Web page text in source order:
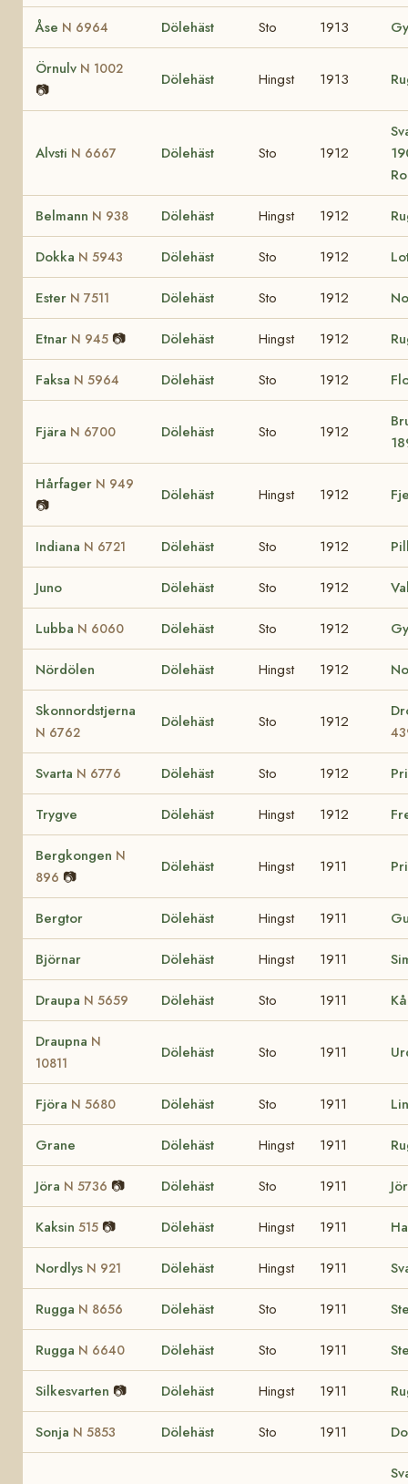
Åse N 6964 Dölehäst Sto 1913
Örnulv N 1002
📷
Dölehäst Hingst 1913
Alvsti N 6667 Dölehäst Sto 1912
Belmann N 938 Dölehäst Hingst 1912
Dokka N 5943 Dölehäst Sto 1912
Ester N 7511 Dölehäst Sto 1912
Etnar N 945 📷 Dölehäst Hingst 1912
Faksa N 5964 Dölehäst Sto 1912
Fjära N 6700 Dölehäst Sto 1912
Hårfager N 949
📷
Dölehäst Hingst 1912
Indiana N 6721 Dölehäst Sto 1912
Juno Dölehäst Sto 1912
Lubba N 6060 Dölehäst Sto 1912
Nördölen Dölehäst Hingst 1912
Skonnordstjerna
N 6762
Dölehäst Sto 1912
Svarta N 6776 Dölehäst Sto 1912
Trygve Dölehäst Hingst 1912
Bergkongen N
896 📷
Dölehäst Hingst 1911
Bergtor Dölehäst Hingst 1911
Björnar Dölehäst Hingst 1911
Draupa N 5659 Dölehäst Sto 1911
Draupna N
10811
Dölehäst Sto 1911
Fjöra N 5680 Dölehäst Sto 1911
Grane Dölehäst Hingst 1911
Jöra N 5736 📷 Dölehäst Sto 1911
Kaksin 515 📷 Dölehäst Hingst 1911
Nordlys N 921 Dölehäst Hingst 1911
Rugga N 8656 Dölehäst Sto 1911
Rugga N 6640 Dölehäst Sto 1911
Silkesvarten 📷 Dölehäst Hingst 1911
Sonja N 5853 Dölehäst Sto 1911